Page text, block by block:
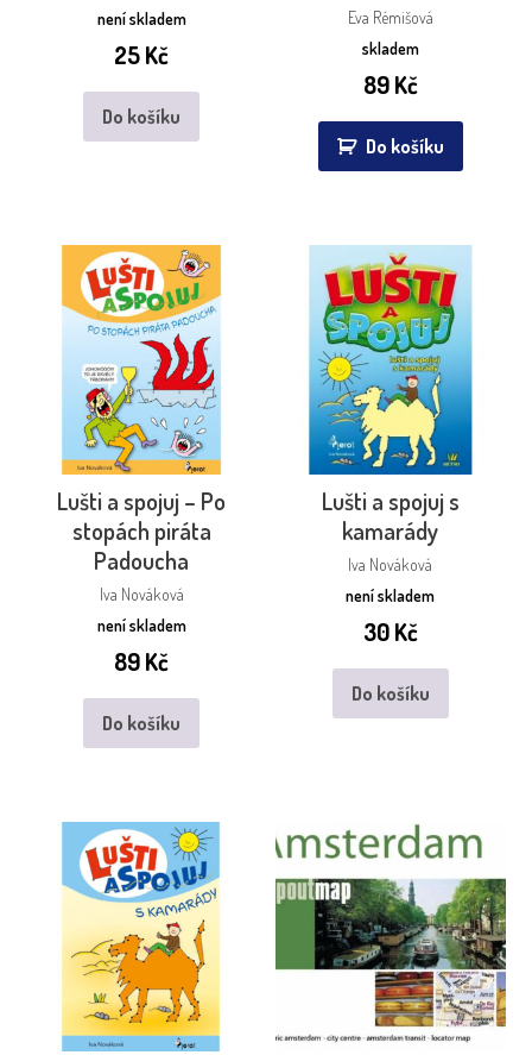
není skladem
25Kč
Do košíku
Eva Rémišová
skladem
89Kč
Do košíku
Lušti a spojuj – Po
stopách piráta
Padoucha
Iva Nováková
není skladem
89Kč
Do košíku
Lušti a spojuj s
kamarády
Iva Nováková
není skladem
30Kč
Do košíku